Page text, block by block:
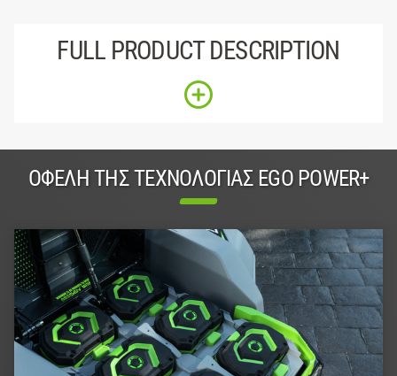
FULL PRODUCT DESCRIPTION
ΟΦΈΛΗ ΤΗΣ ΤΕΧΝΟΛΟΓΊΑΣ EGO POWER+